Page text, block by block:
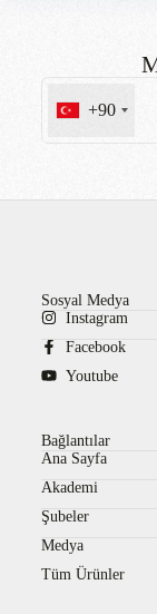
+90
Sosyal Medya
Instagram
Facebook
Youtube
Bağlantılar
Ana Sayfa
Akademi
Şubeler
Medya
Tüm Ürünler